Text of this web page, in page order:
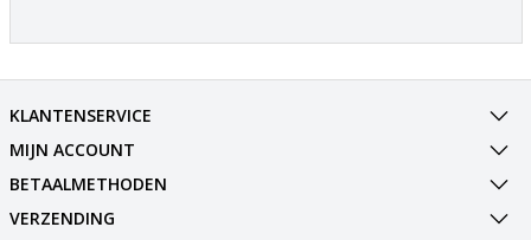
KLANTENSERVICE
MIJN ACCOUNT
BETAALMETHODEN
VERZENDING